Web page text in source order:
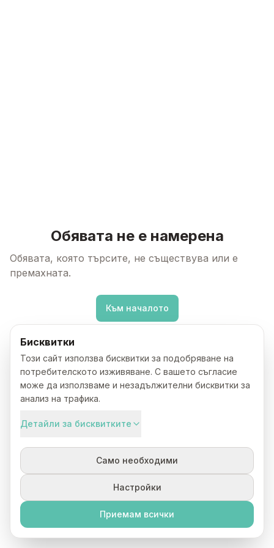
Обявата не е намерена
Обявата, която търсите, не съществува или е
премахната.
Към началото
Бисквитки
Този сайт използва бисквитки за подобряване на
потребителското изживяване. С вашето съгласие
може да използваме и незадължителни бисквитки за
анализ на трафика.
Детайли за бисквитките
Само необходими
Настройки
Приемам всички